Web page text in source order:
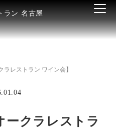
ラン 名古屋
ラレストラン ワイン会】
ークラレストラ